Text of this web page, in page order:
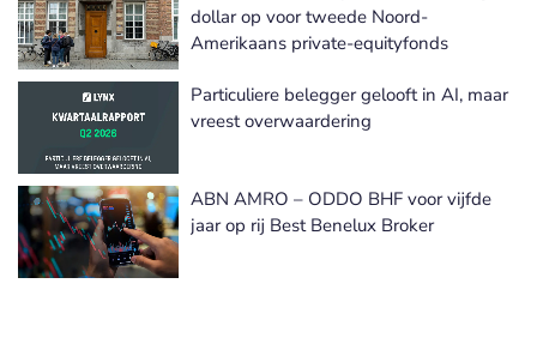
dollar op voor tweede Noord-
Amerikaans private-equityfonds
Particuliere belegger gelooft in AI, maar
vreest overwaardering
ABN AMRO – ODDO BHF voor vijfde
jaar op rij Best Benelux Broker